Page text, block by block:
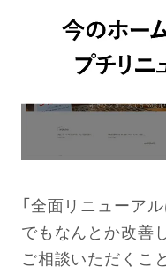
「全面リニューア
でもなんとか改善
ご相談いただくこ